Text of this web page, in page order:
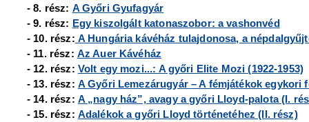
- 8. rész: A Győri Gyufagyár
- 9. rész: Egy kiszolgált katonaszobor: a vashonvéd
- 10. rész: A Hungária kávéház tulajdonosa, a
- 11. rész: Az Auer Kávéház
- 12. rész: Volt egy mozi...: A győri Elite Mozi (1922-1953)
- 13. rész: A Győri Lemezárugyár – A fémjátékok egykori
- 14. rész: A „nagy ház”, avagy a győri Lloyd-palota (I.
- 15. rész: Adalékok a győri Lloyd történetéhez (II. rész)